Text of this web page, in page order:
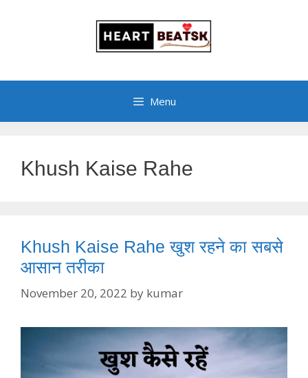
Menu
Khush Kaise Rahe
Khush Kaise Rahe खुश रहने का सबसे
आसान तरीका
November 20, 2022 by kumar